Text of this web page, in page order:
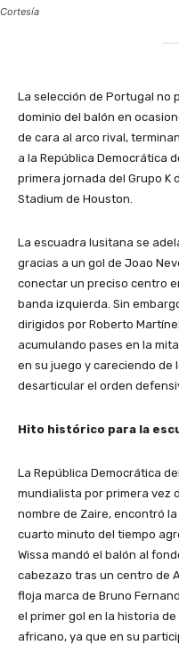
Cortesía
La selección de Portugal no
dominio del balón en
de cara al arco rival,
a la República Democrática
primera jornada del Grupo K
Stadium de Houston.
La escuadra lusitana se
gracias a un gol de Joao
conectar un preciso centro
banda izquierda. Sin
dirigidos por Roberto
acumulando pases en la
en su juego y careciendo de
desarticular el orden
Hito histórico para la
La República Democrática
mundialista por primera vez
nombre de Zaire, encontró
cuarto minuto del tiempo
Wissa mandó el balón al
cabezazo tras un centro de
floja marca de Bruno
el primer gol en la historia
africano, ya que en su